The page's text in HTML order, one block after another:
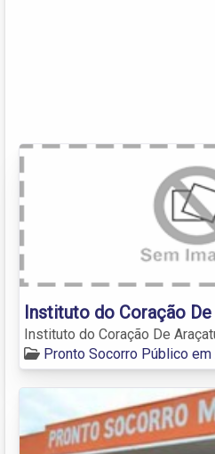
Instituto do Coração
Instituto do Coração De
Pronto Socorro Público em